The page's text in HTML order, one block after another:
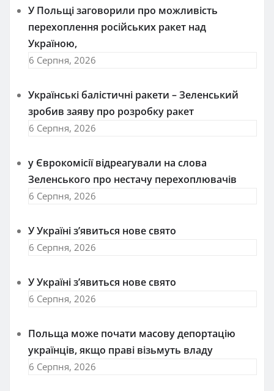
У Польщі заговорили про можливість
перехоплення російських ракет над
Україною,
6 Серпня, 2026
Українські балістичні ракети – Зеленський
зробив заяву про розробку ракет
6 Серпня, 2026
у Єврокомісії відреагували на слова
Зеленського про нестачу перехоплювачів
6 Серпня, 2026
У Україні з’явиться нове свято
6 Серпня, 2026
У Україні з’явиться нове свято
6 Серпня, 2026
Польща може почати масову депортацію
українців, якщо праві візьмуть владу
6 Серпня, 2026